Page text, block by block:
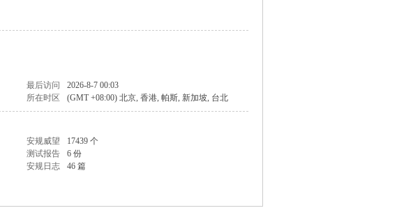
最后访问
2026-8-7 00:03
所在时区 (GMT +08:00) 北京, 香港, 帕斯, 新加坡, 台北
安规威望
17439 个
测试报告
6 份
安规日志
46 篇